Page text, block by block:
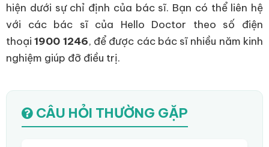
hiện dưới sự chỉ định của bác sĩ. Bạn có thể liên hệ
với các bác sĩ của Hello Doctor theo số điện
thoại1900 1246, để được các bác sĩ nhiều năm kinh
nghiệm giúp đỡ điều trị.
CÂU HỎI THƯỜNG GẶP